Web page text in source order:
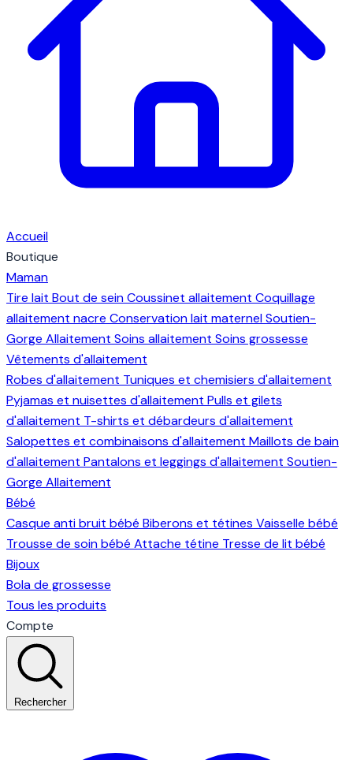
Accueil
Boutique
Maman
Tire lait Bout de seinCoussinet allaitement Coquillage
allaitement nacre Conservation lait maternelSoutien-
Gorge Allaitement Soins allaitement Soins grossesse
Vêtements d'allaitement
Robes d'allaitement Tuniques et chemisiers d'allaitement
Pyjamas et nuisettes d'allaitement Pulls et gilets
d'allaitement T-shirts et débardeurs d'allaitement
Salopettes et combinaisons d'allaitement Maillots de bain
d'allaitement Pantalons et leggings d'allaitement Soutien-
Gorge Allaitement
Bébé
Casque anti bruit bébé Biberons et tétines Vaisselle bébé
Trousse de soin bébé Attache tétine Tresse de lit bébé
Bijoux
Bola de grossesse
Tous les produits
Compte
Rechercher